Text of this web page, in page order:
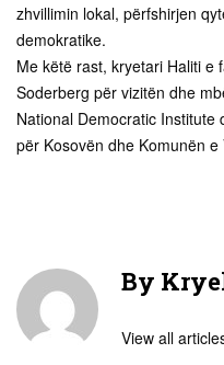
zhvillimin lokal, përfshirjen
demokratike.
Me këtë rast, kryetari Haliti e
Soderberg për vizitën dhe
National Democratic
për Kosovën dhe Komunën e
By
View all